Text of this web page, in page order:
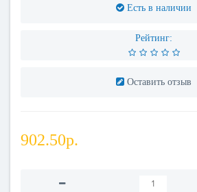
Есть в наличии
Рейтинг:
Оставить отзыв
902.50р.